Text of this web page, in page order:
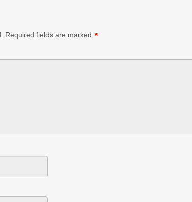
Required fields are marked *